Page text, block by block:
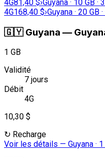
4G81,40 $›Guyana · 10 GB ·
4G168,40 $›Guyana · 20 GB
🇬🇾 Guyana —
1 GB
Validité
7 jours
Débit
4G
10,30 $
↻ Recharge
Voir les détails — Guyana ·